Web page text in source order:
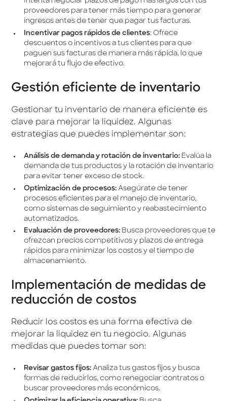
proveedores para tener más tiempo para generar
ingresos antes de tener que pagar tus facturas.
Incentivar pagos rápidos de clientes: Ofrece
descuentos o incentivos a tus clientes para que
paguen sus facturas de manera más rápida, lo que
mejorará tu flujo de efectivo.
Gestión eficiente de inventario
Gestionar tu inventario de manera eficiente es
clave para mejorar la liquidez. Algunas
estrategias que puedes implementar son:
Análisis de demanda y rotación de inventario:Evalúa la
demanda de tus productos y la rotación de inventario
para evitar tener exceso de stock.
Optimización de procesos:Asegúrate de tener
procesos eficientes para el manejo de inventario,
como sistemas de seguimiento y reabastecimiento
automatizados.
Evaluación de proveedores:Busca proveedores que te
ofrezcan precios competitivos y plazos de entrega
rápidos para minimizar los costos y el tiempo de
almacenamiento.
Implementación de medidas de
reducción de costos
Reducir los costos es una forma efectiva de
mejorar la liquidez en tu negocio. Algunas
medidas que puedes tomar son:
Revisar gastos fijos:Analiza tus gastos fijos y busca
formas de reducirlos, como renegociar contratos o
buscar proveedores más económicos.